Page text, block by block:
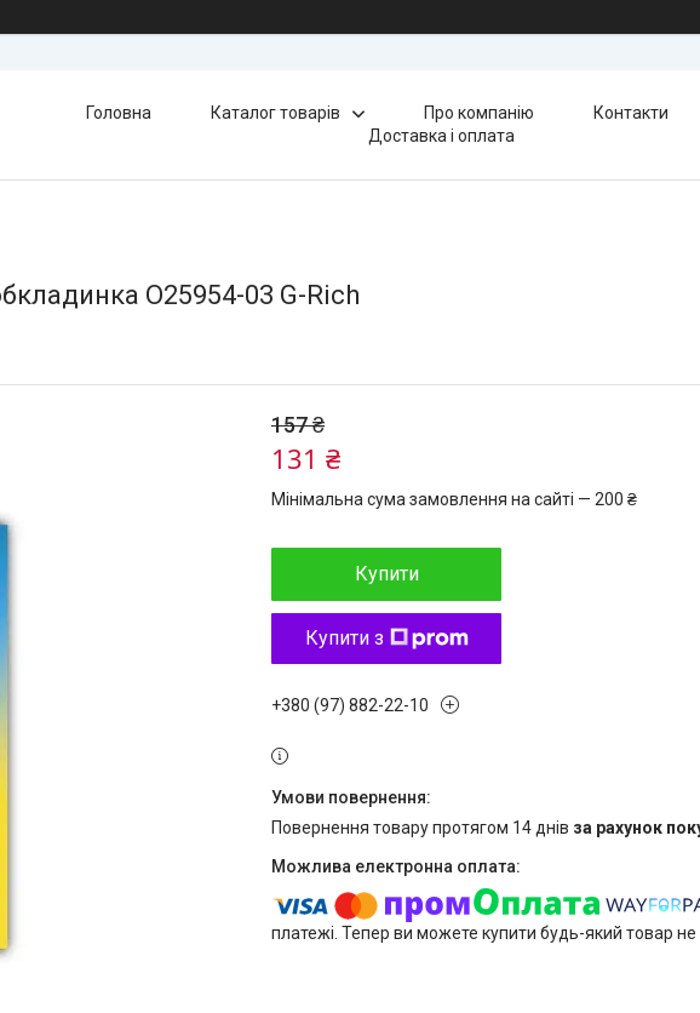
Головна Каталог товарів Про компанію Контакти
Доставка і оплата
О25954-03 G-Rich
157 ₴
131 ₴
Мінімальна сума замовлення на сайті — 200 ₴
Купити
Купити з
+380 (97) 882-22-10
повернення товару протягом 14 днів за рахунок
платежі. Тепер ви можете купити будь-який товар